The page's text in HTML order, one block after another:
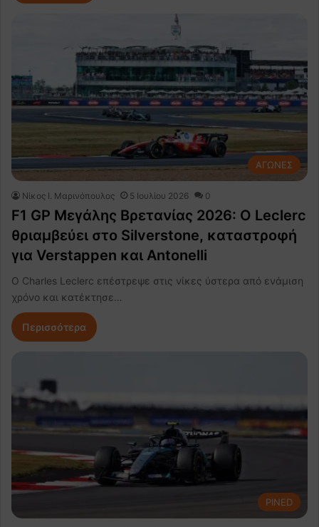
ΑΓΩΝΕΣ
Nίκος Ι. Mαρινόπουλος 5 Ιουλίου 2026 0
F1 GP Μεγάλης Βρετανίας 2026: Ο Leclerc
θριαμβεύει στο Silverstone, καταστροφή
για Verstappen και Antonelli
Ο Charles Leclerc επέστρεψε στις νίκες ύστερα από ενάμιση
χρόνο και κατέκτησε…
Περισσότερα
PINED